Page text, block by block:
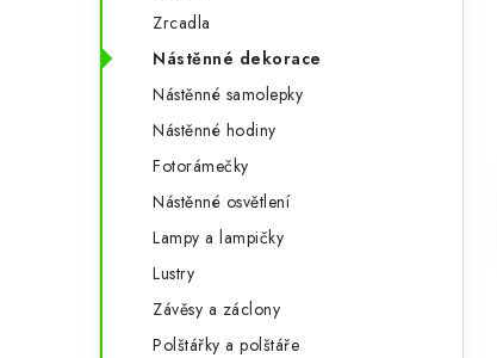
Zrcadla
Nástěnné dekorace
Nástěnné samolepky
Nástěnné hodiny
Fotorámečky
Nástěnné osvětlení
Lampy a lampičky
Lustry
Závěsy a záclony
Polštářky a polštáře